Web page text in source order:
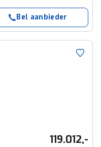
Bel aanbieder
119.012,-